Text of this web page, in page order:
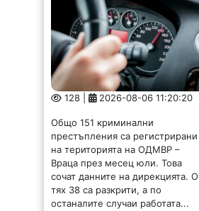
128 | 2026-08-06 11:20:20
Общо 151 криминални
престъпления са регистрирани
на територията на ОДМВР –
Враца през месец юли. Това
сочат данните на дирекцията. От
тях 38 са разкрити, а по
останалите случаи работата...